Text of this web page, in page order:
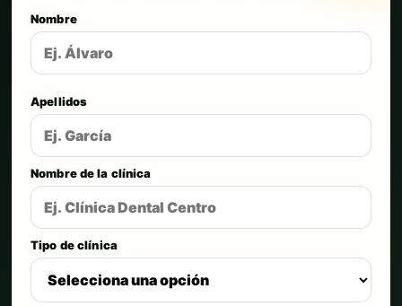
Nombre
Apellidos
Nombre de la clínica
Tipo de clínica